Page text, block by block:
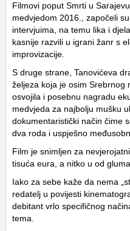
Filmovi poput Smrti u
medvjedom 2016., započeli
intervjuima, na temu lika i
kasnije razvili u igrani žanr s
improvizacije.
S druge strane, Tanovićeva
željeza koja je osim Srebrnog
osvojila i posebnu nagradu
medvjeda za najbolju mušku
dokumentaristički način čime
dva roda i uspješno
Film je snimljen za
tisuća eura, a nitko u od
Iako za sebe kaže da nema
redatelj u povijesti
debitant vrlo specifičnog
tema.